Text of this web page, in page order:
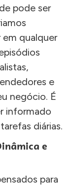
pode ser
qualquer
e
negócio. É
informado
diárias.
e
para